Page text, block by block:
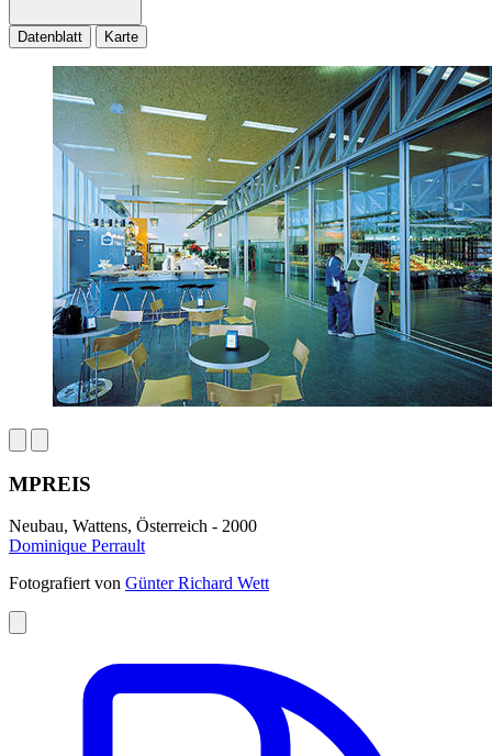
Datenblatt Karte
MPREIS
Neubau, Wattens, Österreich - 2000
Dominique Perrault
Fotografiert von Günter Richard Wett